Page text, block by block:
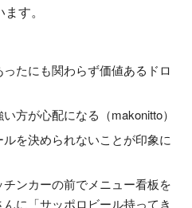
す。
たにも関わらず価値あるドロ
方が心配になる（makonitto）
を決められないことが印象に
ンカーの前でメニュー看板を
に「サッポロビール持ってき